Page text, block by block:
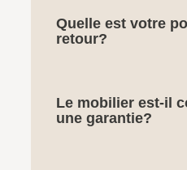
Quelle est votre
retour?
Le mobilier est-il
une garantie?